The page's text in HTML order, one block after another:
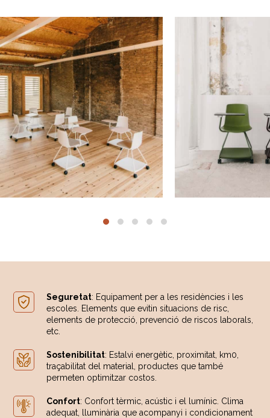
Seguretat: Equipament per a les residències i les
escoles. Elements que evitin situacions de risc,
elements de protecció, prevenció de riscos laborals,
etc.
Sostenibilitat: Estalvi energètic, proximitat, km0,
traçabilitat del material, productes que també
permeten optimitzar costos.
Confort: Confort tèrmic, acústic i el lumínic. Clima
adequat, lluminària que acompanyi i condicionament